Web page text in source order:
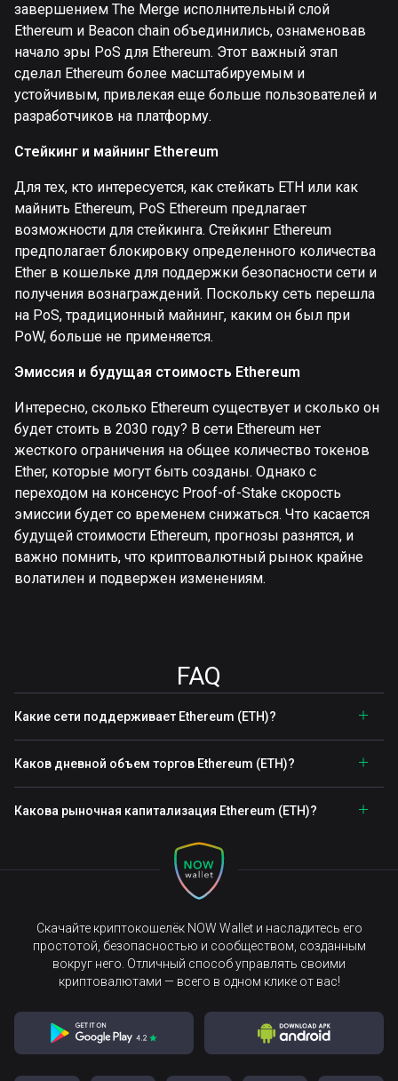
завершением The Merge исполнительный слой
Ethereum и Beacon chain объединились, ознаменовав
начало эры PoS для Ethereum. Этот важный этап
сделал Ethereum более масштабируемым и
устойчивым, привлекая еще больше пользователей и
разработчиков на платформу.
Стейкинг и майнинг Ethereum
Для тех, кто интересуется, как стейкать ETH или как
майнить Ethereum, PoS Ethereum предлагает
возможности для стейкинга. Стейкинг Ethereum
предполагает блокировку определенного количества
Ether в кошельке для поддержки безопасности сети и
получения вознаграждений. Поскольку сеть перешла
на PoS, традиционный майнинг, каким он был при
PoW, больше не применяется.
Эмиссия и будущая стоимость Ethereum
Интересно, сколько Ethereum существует и сколько он
будет стоить в 2030 году? В сети Ethereum нет
жесткого ограничения на общее количество токенов
Ether, которые могут быть созданы. Однако с
переходом на консенсус Proof-of-Stake скорость
эмиссии будет со временем снижаться. Что касается
будущей стоимости Ethereum, прогнозы разнятся, и
важно помнить, что криптовалютный рынок крайне
волатилен и подвержен изменениям.
FAQ
Какие сети поддерживает Ethereum (ETH)?
Каков дневной объем торгов Ethereum (ETH)?
Какова рыночная капитализация Ethereum (ETH)?
Скачайте криптокошелёк NOW Wallet и насладитесь его
простотой, безопасностью и сообществом, созданным
вокруг него. Отличный способ управлять своими
криптовалютами — всего в одном клике от вас!